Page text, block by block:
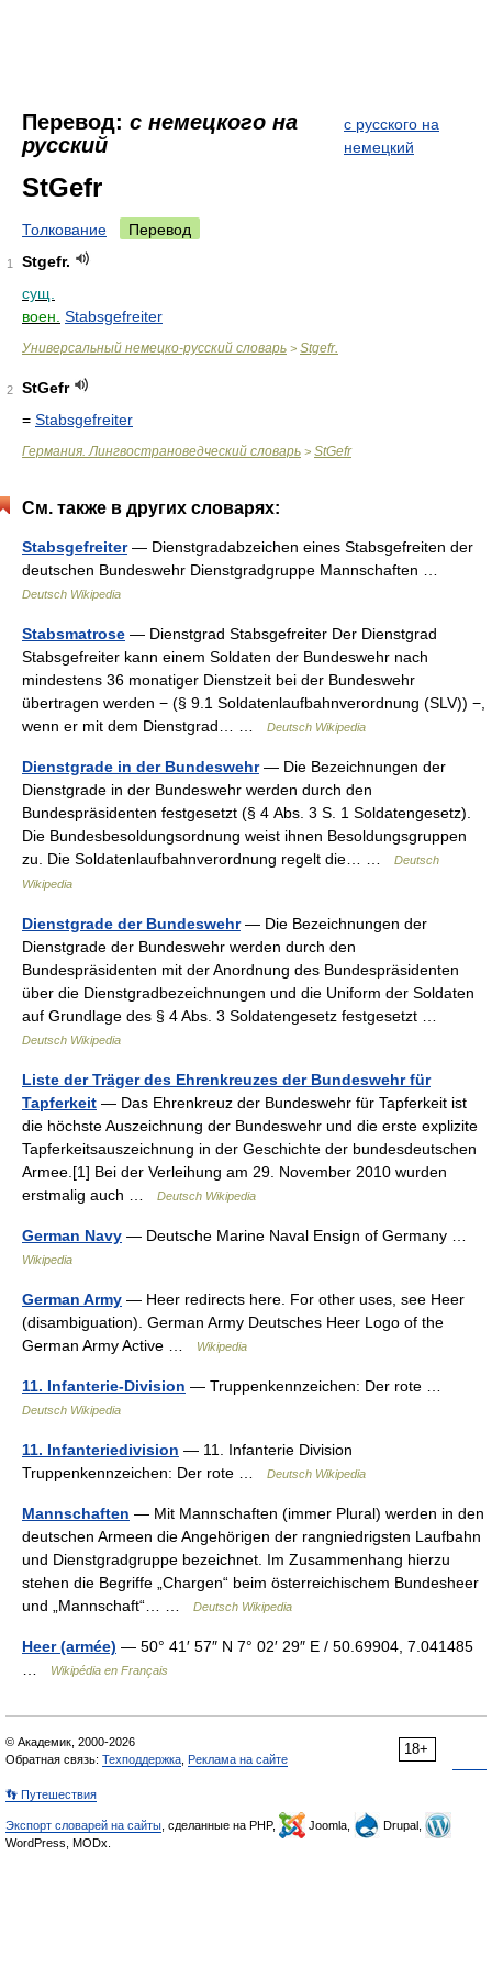
Перевод: с немецкого на
русский
с русского на
немецкий
StGefr
Толкование Перевод
1
Stgefr.
сущ.
воен. Stabsgefreiter
Универсальный немецко-русский словарь > Stgefr.
2
StGefr
= Stabsgefreiter
Германия. Лингвострановедческий словарь > StGefr
См. также в других словарях:
Stabsgefreiter— Dienstgradabzeichen eines Stabsgefreiten der
deutschen Bundeswehr Dienstgradgruppe Mannschaften …
Deutsch Wikipedia
Stabsmatrose — Dienstgrad Stabsgefreiter Der Dienstgrad
Stabsgefreiter kann einem Soldaten der Bundeswehr nach
mindestens 36 monatiger Dienstzeit bei der Bundeswehr
übertragen werden − (§ 9.1 Soldatenlaufbahnverordnung (SLV)) −,
wenn er mit dem Dienstgrad… …
Deutsch Wikipedia
Dienstgrade in der Bundeswehr— Die Bezeichnungen der
Dienstgrade in der Bundeswehr werden durch den
Bundespräsidenten festgesetzt (§ 4 Abs. 3 S. 1 Soldatengesetz).
Die Bundesbesoldungsordnung weist ihnen Besoldungsgruppen
zu. Die Soldatenlaufbahnverordnung regelt die… …
Deutsch
Wikipedia
Dienstgrade der Bundeswehr— Die Bezeichnungen der
Dienstgrade der Bundeswehr werden durch den
Bundespräsidenten mit der Anordnung des Bundespräsidenten
über die Dienstgradbezeichnungen und die Uniform der Soldaten
auf Grundlage des § 4 Abs. 3 Soldatengesetz festgesetzt …
Deutsch Wikipedia
Liste der Träger des Ehrenkreuzes der Bundeswehr für
Tapferkeit — Das Ehrenkreuz der Bundeswehr für Tapferkeit ist
die höchste Auszeichnung der Bundeswehr und die erste explizite
Tapferkeitsauszeichnung in der Geschichte der bundesdeutschen
Armee.[1] Bei der Verleihung am 29. November 2010 wurden
erstmalig auch …
Deutsch Wikipedia
German Navy — Deutsche Marine Naval Ensign of Germany …
Wikipedia
German Army — Heer redirects here. For other uses, see Heer
(disambiguation). German Army Deutsches Heer Logo of the
German Army Active …
Wikipedia
11. Infanterie-Division — Truppenkennzeichen: Der rote …
Deutsch Wikipedia
11. Infanteriedivision — 11. Infanterie Division
Truppenkennzeichen: Der rote …
Deutsch Wikipedia
Mannschaften — Mit Mannschaften (immer Plural) werden in den
deutschen Armeen die Angehörigen der rangniedrigsten Laufbahn
und Dienstgradgruppe bezeichnet. Im Zusammenhang hierzu
stehen die Begriffe „Chargen“ beim österreichischem Bundesheer
und „Mannschaft“… …
Deutsch Wikipedia
Heer (armée) — 50° 41′ 57″ N 7° 02′ 29″ E / 50.69904, 7.041485
Wikipédia en Français
18+
© Академик, 2000-2026
Обратная связь: Техподдержка Реклама на сайте
👣 Путешествия
Экспорт словарей на сайты , сделанные на PHP, Joomla,
Drupal,
WordPress, MODx.